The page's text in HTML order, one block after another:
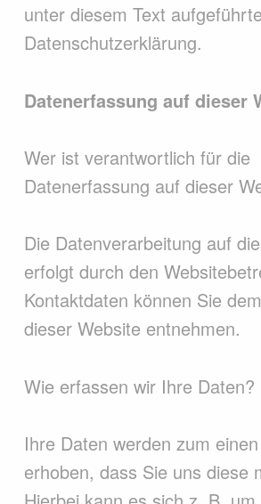
unter diesem Text
Datenschutzerklärung.
Datenerfassung auf dieser
Wer ist verantwortlich für die
Datenerfassung auf dieser
Die Datenverarbeitung auf
erfolgt durch den
Kontaktdaten können Sie dem
dieser Website entnehmen.
Wie erfassen wir Ihre Daten?
Ihre Daten werden zum
erhoben, dass Sie uns diese